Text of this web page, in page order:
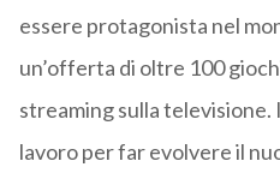
essere protagonista nel
un’offerta di oltre 100
streaming sulla televisione.
lavoro per far evolvere il